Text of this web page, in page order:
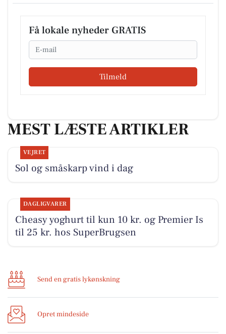
Få lokale nyheder GRATIS
Email
Tilmeld
MEST LÆSTE ARTIKLER
VEJRET
Sol og småskarp vind i dag
DAGLIGVARER
Cheasy yoghurt til kun 10 kr. og Premier Is
til 25 kr. hos SuperBrugsen
Send en gratis lykønskning
Opret mindeside